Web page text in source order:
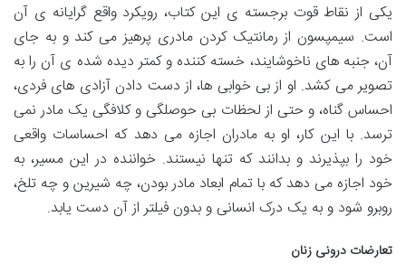
یکی از نقاط قوت برجسته ی این کتاب، رویکرد واقع گرایانه ی آن
است. سیمپسون از رمانتیک کردن مادری پرهیز می کند و به جای
آن، جنبه های ناخوشایند، خسته کننده و کمتر دیده شده ی آن را به
تصویر می کشد. او از بی خوابی ها، از دست دادن آزادی های فردی،
احساس گناه، و حتی از لحظات بی حوصلگی و کلافگی یک مادر نمی
ترسد. با این کار، او به مادران اجازه می دهد که احساسات واقعی
خود را بپذیرند و بدانند که تنها نیستند. خواننده در این مسیر، به
خود اجازه می دهد که با تمام ابعاد مادر بودن، چه شیرین و چه تلخ،
روبرو شود و به یک درک انسانی و بدون فیلتر از آن دست یابد.
تعارضات درونی زنان